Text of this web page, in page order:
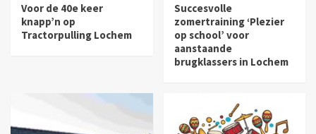
Voor de 40e keer
knapp’n op
Tractorpulling Lochem
Succesvolle
zomertraining ‘Plezier
op school’ voor
aanstaande
brugklassers in Lochem